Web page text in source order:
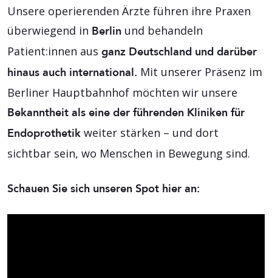
Unsere operierenden Ärzte führen ihre Praxen
überwiegend in Berlin und behandeln
Patient:innen aus ganz Deutschland und darüber
hinaus auch international. Mit unserer Präsenz im
Berliner Hauptbahnhof möchten wir unsere
Bekanntheit als eine der führenden Kliniken für
Endoprothetik weiter stärken – und dort
sichtbar sein, wo Menschen in Bewegung sind.
Schauen Sie sich unseren Spot hier an: